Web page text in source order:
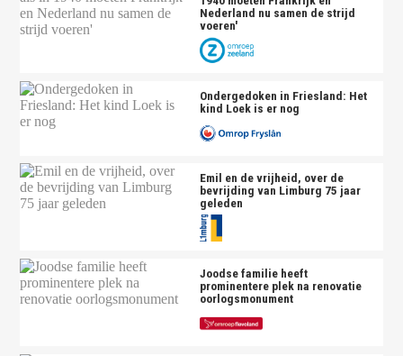
Nederland nu samen de strijd
voeren'
Ondergedoken in Friesland: Het
kind Loek is er nog
Emil en de vrijheid, over de
bevrijding van Limburg 75 jaar
geleden
Joodse familie heeft
prominentere plek na renovatie
oorlogsmonument